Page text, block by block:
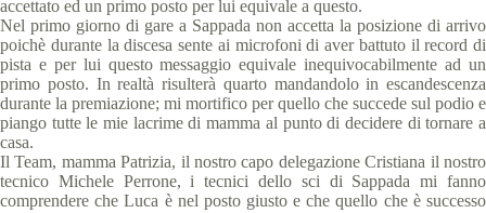
accettato ed un primo posto per lui equivale a questo.
Nel primo giorno di gare a Sappada non accetta la posizione di arrivo
poichè durante la discesa sente ai microfoni di aver battuto il record di
pista e per lui questo messaggio equivale inequivocabilmente ad un
primo posto. In realtà risulterà quarto mandandolo in escandescenza
durante la premiazione; mi mortifico per quello che succede sul podio e
piango tutte le mie lacrime di mamma al punto di decidere di tornare a
casa.
Il Team, mamma Patrizia, il nostro capo delegazione Cristiana il nostro
tecnico Michele Perrone, i tecnici dello sci di Sappada mi fanno
comprendere che Luca è nel posto giusto e che quello che è successo